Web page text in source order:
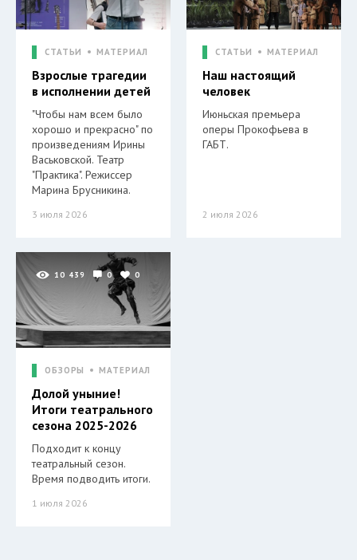
СТАТЬИ МАТЕРИАЛ
Взрослые трагедии
в исполнении детей
"Чтобы нам всем было
хорошо и прекрасно" по
произведениям Ирины
Васьковской. Театр
"Практика". Режиссер
Марина Брусникина.
3 июля 2026
СТАТЬИ МАТЕРИАЛ
Наш настоящий
человек
Июньская премьера
оперы Прокофьева в
ГАБТ.
2 июля 2026
10 439 0 0
ОБЗОРЫ МАТЕРИАЛ
Долой уныние!
Итоги театрального
сезона 2025-2026
Подходит к концу
театральный сезон.
Время подводить итоги.
1 июля 2026